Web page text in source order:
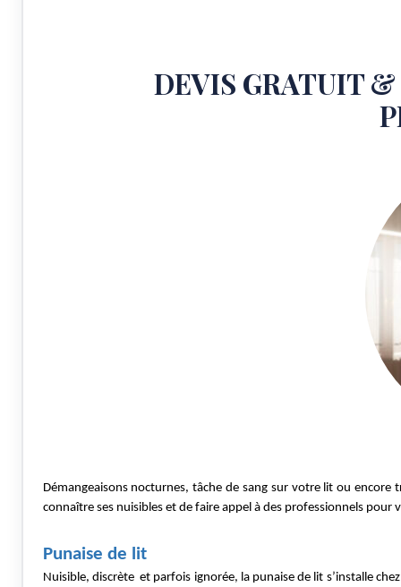
DEVIS GRATUIT &
Démangeaisons nocturnes, tâche de sang sur votre lit ou
connaître ses nuisibles et de faire appel à des professionnels pour
Punaise de lit
Nuisible, discrète  et parfois ignorée, la punaise de lit s’installe